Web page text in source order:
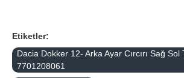
Etiketler:
Dacia Dokker 12- Arka Ayar Cırcırı Sağ Sol
7701208061